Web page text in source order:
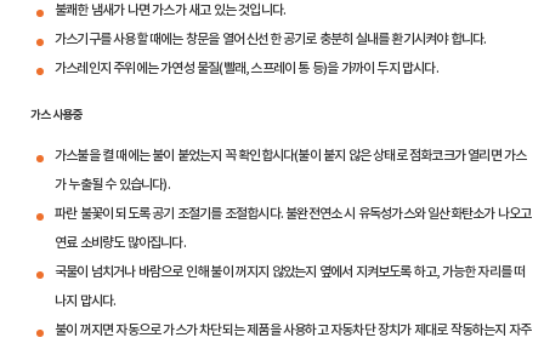
불쾌한 냄새가 나면 가스가 새고 있는 것입니다.
가스기구를 사용할 때에는 창문을 열어 신선한 공기로 충분히 실내를 환기시켜야 합니다.
가스레인지 주위에는 가연성 물질(빨래, 스프레이 통 등)을 가까이 두지 맙시다.
가스 사용중
가스불을 켤 때에는 불이 붙었는지 꼭 확인합시다(불이 붙지 않은 상태로 점화코크가 열리면 가스
가 누출될 수 있습니다).
파란 불꽃이 되도록 공기 조절기를 조절합시다. 불완전연소 시 유독성가스와 일산화탄소가 나오고
연료 소비량도 많아집니다.
국물이 넘치거나 바람으로 인해 불이 꺼지지 않았는지 옆에서 지켜보도록 하고, 가능한 자리를 떠
나지 맙시다.
불이 꺼지면 자동으로 가스가 차단되는 제품을 사용하고 자동차단 장치가 제대로 작동하는지 자주